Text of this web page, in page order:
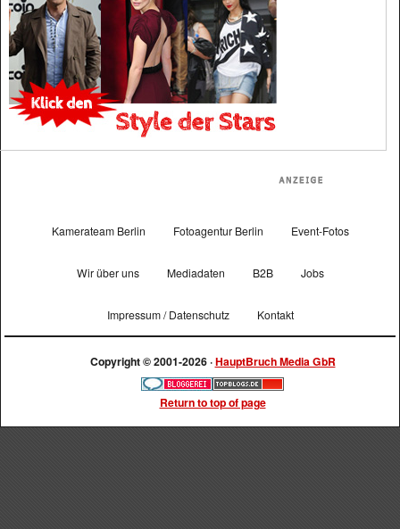
Kamerateam Berlin Fotoagentur Berlin Event-Fotos
Wir über uns Mediadaten B2B Jobs
Impressum / Datenschutz Kontakt
Copyright © 2001-2026 ·HauptBruch Media GbR
Return to top of page